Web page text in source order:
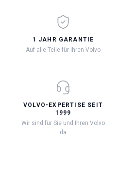
1 JAHR GARANTIE
Auf alle Teile für Ihren Volvo
VOLVO-EXPERTISE SEIT
1999
Wir sind für Sie und Ihren Volvo
da